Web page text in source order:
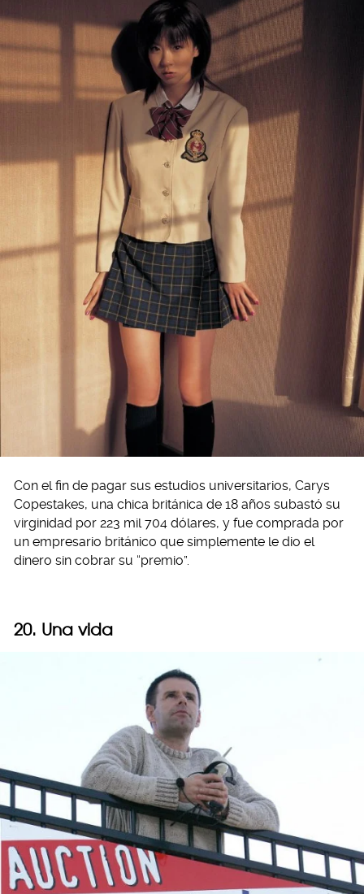
Con el fin de pagar sus estudios universitarios, Carys
Copestakes, una chica británica de 18 años subastó su
virginidad por 223 mil 704 dólares, y fue comprada por
un empresario británico que simplemente le dio el
dinero sin cobrar su “premio”.
20. Una vida